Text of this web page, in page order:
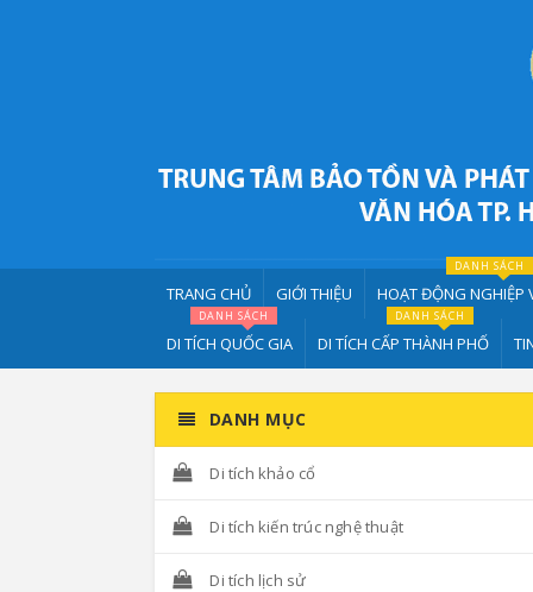
TRANG CHỦ GIỚI THIỆU HOẠT ĐỘNG NGHIỆP
DANH SÁCH
DI TÍCH QUỐC GIA
DANH SÁCH
DI TÍCH CẤP THÀNH PHỐ
DANH SÁCH
DANH MỤC
Di tích khảo cổ
Di tích kiến trúc nghệ thuật
Di tích lịch sử